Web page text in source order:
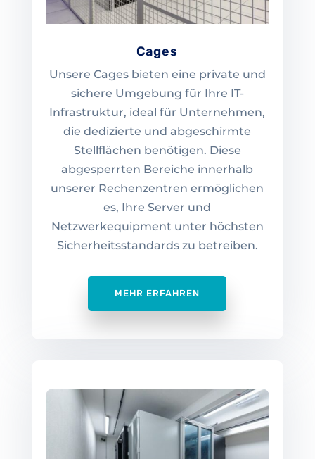
Cages
Unsere Cages bieten eine private und
sichere Umgebung für Ihre IT-
Infrastruktur, ideal für Unternehmen,
die dedizierte und abgeschirmte
Stellflächen benötigen. Diese
abgesperrten Bereiche innerhalb
unserer Rechenzentren ermöglichen
es, Ihre Server und
Netzwerkequipment unter höchsten
Sicherheitsstandards zu betreiben.
MEHR ERFAHREN